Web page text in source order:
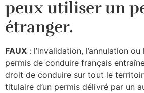
peux utiliser un
étranger.
FAUX : l’invalidation, l’annulation
permis de conduire français
droit de conduire sur tout le
titulaire d’un permis délivré par un